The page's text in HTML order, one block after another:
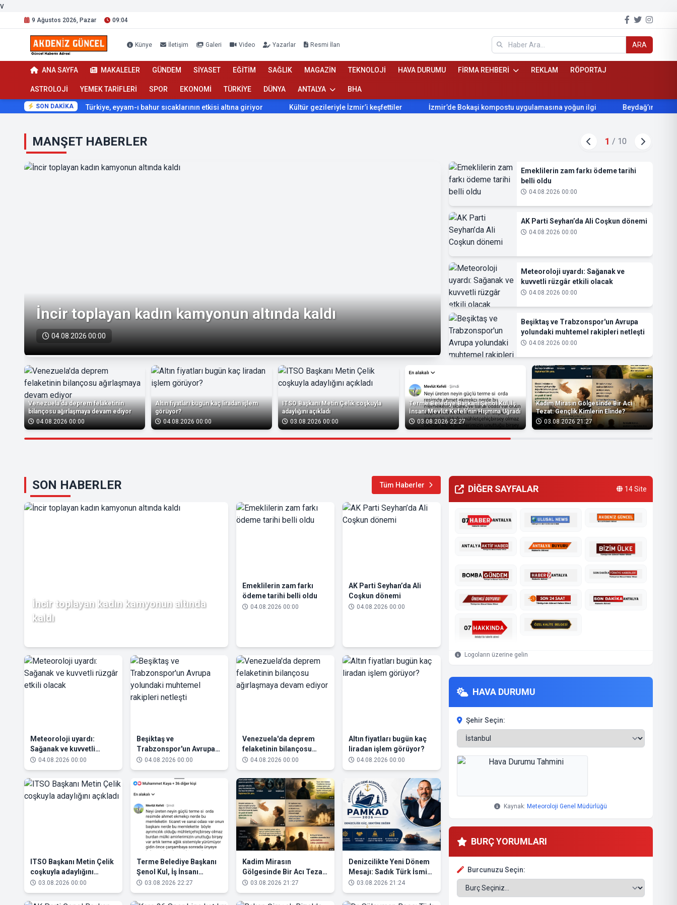
v
9 Ağustos 2026, Pazar 09:04
Künye İletişim Galeri Video Yazarlar Resmi İlan ARA
ANA SAYFA MAKALELER GÜNDEM SİYASET EĞİTİM SAĞLIK MAGAZİN TEKNOLOJİ HAVA DURUMU FİRMA REHBERİ REKLAM RÖPORTAJ
ASTROLOJİ YEMEK TARİFLERİ SPOR EKONOMİ TÜRKİYE DÜNYA ANTALYA BHA
SON DAKİKA
Türkiye, eyyam-ı bahur sıcaklarının etkisi altına giriyor Kültür gezileriyle İzmir’i keşfettiler İzmir’de Bokaşi kompostu uygulamasına yoğun ilgi Beydağ’ın yıllardır beklediği
MANŞET HABERLER 1 / 10
İncir toplayan kadın kamyonun altında kaldı
04.08.2026 00:00
Emeklilerin zam farkı ödeme tarihi
belli oldu
04.08.2026 00:00
AK Parti Seyhan’da Ali Coşkun dönemi
04.08.2026 00:00
Meteoroloji uyardı: Sağanak ve
kuvvetli rüzgâr etkili olacak
04.08.2026 00:00
Beşiktaş ve Trabzonspor'un Avrupa
yolundaki muhtemel rakipleri netleşti
04.08.2026 00:00
Venezuela'da deprem felaketinin
bilançosu ağırlaşmaya devam ediyor
04.08.2026 00:00
Altın fiyatları bugün kaç liradan işlem
görüyor?
04.08.2026 00:00
ITSO Başkanı Metin Çelik coşkuyla
adaylığını açıkladı
03.08.2026 00:00
Terme Belediye Başkanı Şenol Kul, İş
İnsanı Mevlüt Kefeli’nin Hışmına Uğradı
03.08.2026 22:27
Kadim Mirasın Gölgesinde Bir Acı
Tezat: Gençlik Kimlerin Elinde?
03.08.2026 21:27
SON HABERLER Tüm Haberler
İncir toplayan kadın kamyonun altında
kaldı
Emeklilerin zam farkı
ödeme tarihi belli oldu
04.08.2026 00:00
AK Parti Seyhan’da Ali
Coşkun dönemi
04.08.2026 00:00
Meteoroloji uyardı:
Sağanak ve kuvvetli
rüzgâr etkili olacak
04.08.2026 00:00
Beşiktaş ve
Trabzonspor'un Avrupa
yolundaki muhtemel
rakipleri netleşti
04.08.2026 00:00
Venezuela'da deprem
felaketinin bilançosu
ağırlaşmaya devam
ediyor
04.08.2026 00:00
Altın fiyatları bugün kaç
liradan işlem görüyor?
04.08.2026 00:00
ITSO Başkanı Metin Çelik
coşkuyla adaylığını
açıkladı
03.08.2026 00:00
Terme Belediye Başkanı
Şenol Kul, İş İnsanı
Mevlüt Kefeli’nin Hışmına
Uğradı
03.08.2026 22:27
Kadim Mirasın
Gölgesinde Bir Acı Tezat:
Gençlik Kimlerin Elinde?
03.08.2026 21:27
Denizcilikte Yeni Dönem
Mesajı: Sadık Türk İsmi
Sektörde Daha Güçlü
Konuşuluyor
03.08.2026 21:24
DİĞER SAYFALAR 14 Site
Logoların üzerine gelin
HAVA DURUMU
Şehir Seçin:
Kaynak: Meteoroloji Genel Müdürlüğü
BURÇ YORUMLARI
Burcunuzu Seçin: